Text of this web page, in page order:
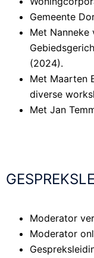
Gemeente
Met
(2024).
Met Maarten
diverse
Met Jan
Moderator
Moderator